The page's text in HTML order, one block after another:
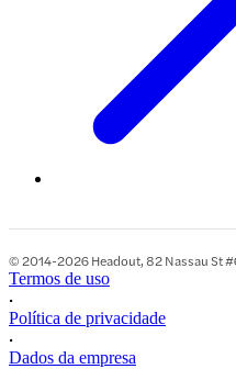
© 2014-2026 Headout, 82 Nassau St
Termos de uso
•
Política de privacidade
•
Dados da empresa